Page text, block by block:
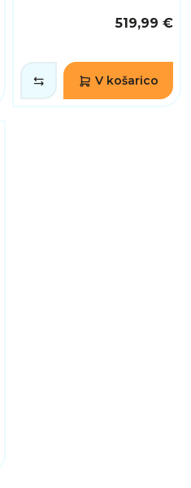
519,99 €
V košarico